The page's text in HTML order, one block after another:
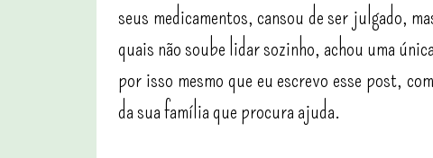
seus medicamentos, cansou de ser julgado,
quais não soube lidar sozinho, achou uma
por isso mesmo que eu escrevo esse post,
da sua família que procura ajuda.